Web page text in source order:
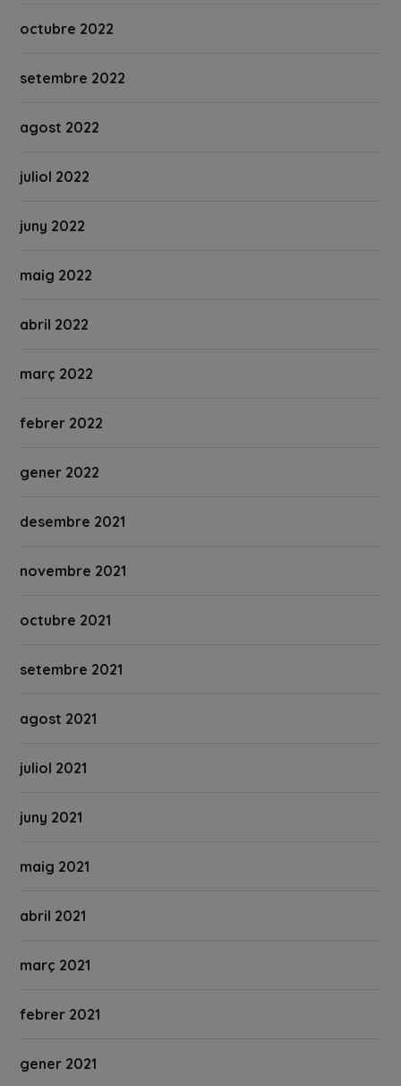
octubre 2022
setembre 2022
agost 2022
juliol 2022
juny 2022
maig 2022
abril 2022
març 2022
febrer 2022
gener 2022
desembre 2021
novembre 2021
octubre 2021
setembre 2021
agost 2021
juliol 2021
juny 2021
maig 2021
abril 2021
març 2021
febrer 2021
gener 2021